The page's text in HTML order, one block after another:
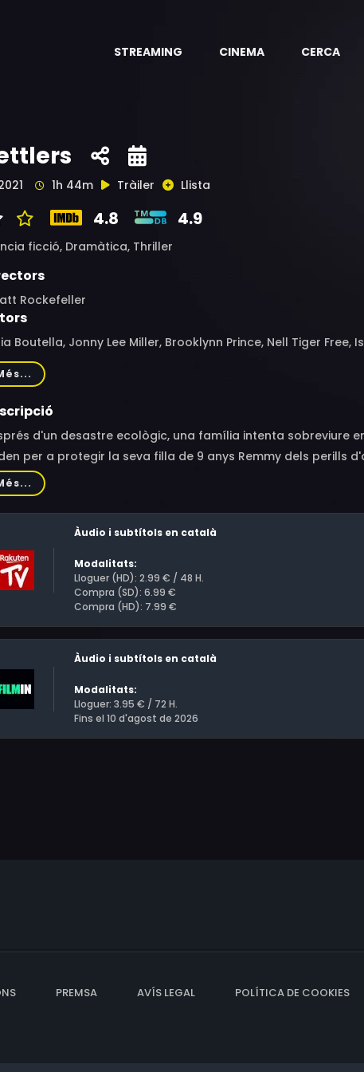
STREAMING CINEMA CERCA
1h 44m Tràiler Llista
4.8 4.9
ficció, Dramàtica, Thriller
Rockefeller
Boutella, Jonny Lee Miller, Brooklynn Prince, Nell Tiger
Leeve
d'un desastre ecològic, una família intenta sobreviure
per a protegir la seva filla de 9 anys Remmy dels perills
els ataquen i aconsegueixen matar al pare. Un dels
quedar-se a la casa i demostrar-los en trenta dies la
a casa amb aquest violent estrany?
Àudio i subtítols en català
Modalitats:
Lloguer (HD): 2.99 € / 48 H.
Compra (SD): 6.99 €
Compra (HD): 7.99 €
Àudio i subtítols en català
Modalitats:
Lloguer: 3.95 € / 72 H.
Fins el 10 d'agost de 2026
PREMSA AVÍS LEGAL POLÍTICA DE COOKIES